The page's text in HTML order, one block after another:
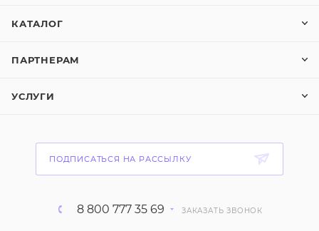
КАТАЛОГ
ПАРТНЕРАМ
УСЛУГИ
ПОДПИСАТЬСЯ НА РАССЫЛКУ
8 800 777 35 69 ЗАКАЗАТЬ ЗВОНОК